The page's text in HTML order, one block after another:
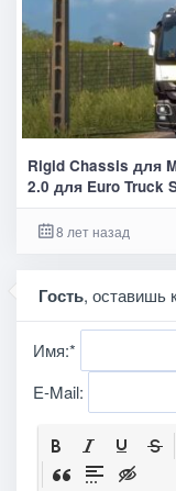
Rigid Chassis для
2.0 для Euro Truck
8 лет назад
Гость, оставишь
Имя:*
E-Mail: